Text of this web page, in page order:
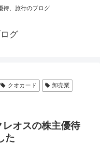
待、旅行のブログ
グ
クオカード
卸売業
オスの株主優待
た